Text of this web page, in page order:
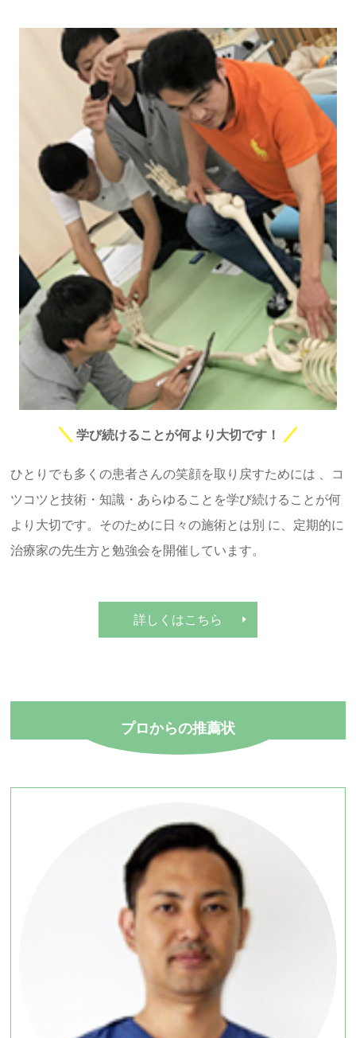
学び続けることが何より大切です！
ひとりでも多くの患者さんの笑顔を取り戻すためには 、コ
ツコツと技術・知識・あらゆることを学び続けることが何
より大切です。そのために日々の施術とは別 に、定期的に
治療家の先生方と勉強会を開催しています。
詳しくはこちら
プロからの推薦状